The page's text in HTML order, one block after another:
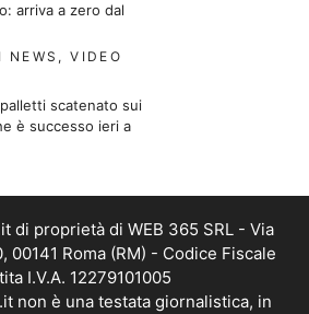
arriva a zero dal
NEWS ,VIDEO
scatenato sui
è successo ieri a
di proprietà di WEB 365 SRL - Via
00141 Roma (RM) - Codice Fiscale
I.V.A. 12279101005
non è una testata giornalistica, in